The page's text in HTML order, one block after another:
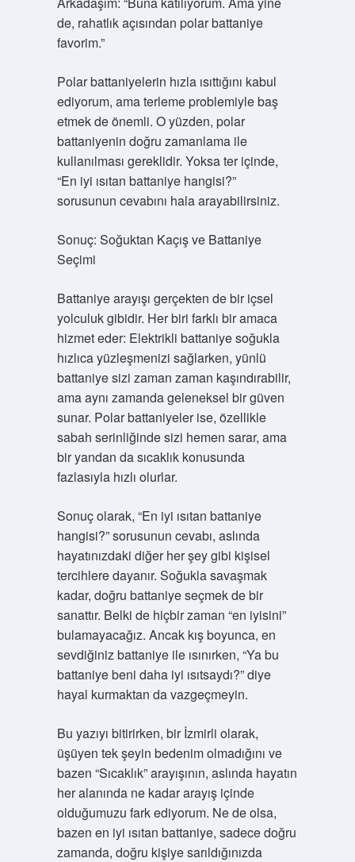
de, rahatlık açısından polar battaniye
favorim.”
Polar battaniyelerin hızla ısıttığını kabul
ediyorum, ama terleme problemiyle baş
etmek de önemli. O yüzden, polar
battaniyenin doğru zamanlama ile
kullanılması gereklidir. Yoksa ter içinde,
“En iyi ısıtan battaniye hangisi?”
sorusunun cevabını hala arayabilirsiniz.
Sonuç: Soğuktan Kaçış ve Battaniye
Seçimi
Battaniye arayışı gerçekten de bir içsel
yolculuk gibidir. Her biri farklı bir amaca
hizmet eder: Elektrikli battaniye soğukla
hızlıca yüzleşmenizi sağlarken, yünlü
battaniye sizi zaman zaman kaşındırabilir,
ama aynı zamanda geleneksel bir güven
sunar. Polar battaniyeler ise, özellikle
sabah serinliğinde sizi hemen sarar, ama
bir yandan da sıcaklık konusunda
fazlasıyla hızlı olurlar.
Sonuç olarak, “En iyi ısıtan battaniye
hangisi?” sorusunun cevabı, aslında
hayatınızdaki diğer her şey gibi kişisel
tercihlere dayanır. Soğukla savaşmak
kadar, doğru battaniye seçmek de bir
sanattır. Belki de hiçbir zaman “en iyisini”
bulamayacağız. Ancak kış boyunca, en
sevdiğiniz battaniye ile ısınırken, “Ya bu
battaniye beni daha iyi ısıtsaydı?” diye
hayal kurmaktan da vazgeçmeyin.
Bu yazıyı bitirirken, bir İzmirli olarak,
üşüyen tek şeyin bedenim olmadığını ve
bazen “Sıcaklık” arayışının, aslında hayatın
her alanında ne kadar arayış içinde
olduğumuzu fark ediyorum. Ne de olsa,
bazen en iyi ısıtan battaniye, sadece doğru
zamanda, doğru kişiye sarıldığınızda